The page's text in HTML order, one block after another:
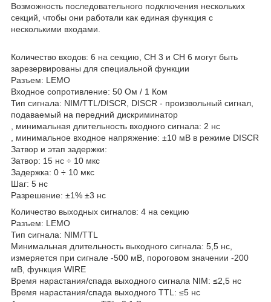
Возможность последовательного подключения нескольких
секций, чтобы они работали как единая функция с
несколькими входами.
Количество входов: 6 на секцию, CH 3 и CH 6 могут быть
зарезервированы для специальной функции
Разъем: LEMO
Входное сопротивление: 50 Ом / 1 Ком
Тип сигнала: NIM/TTL/DISCR, DISCR - произвольный сигнал,
подаваемый на передний дискриминатор
, минимальная длительность входного сигнала: 2 нс
, минимальное входное напряжение: ±10 мВ в режиме DISCR
Затвор и этап задержки:
Затвор: 15 нс ÷ 10 мкс
Задержка: 0 ÷ 10 мкс
Шаг: 5 нс
Разрешение: ±1% ±3 нс
Количество выходных сигналов: 4 на секцию
Разъем: LEMO
Тип сигнала: NIM/TTL
Минимальная длительность выходного сигнала: 5,5 нс,
измеряется при сигнале -500 мВ, пороговом значении -200
мВ, функция WIRE
Время нарастания/спада выходного сигнала NIM: ≤2,5 нс
Время нарастания/спада выходного TTL: ≤5 нс